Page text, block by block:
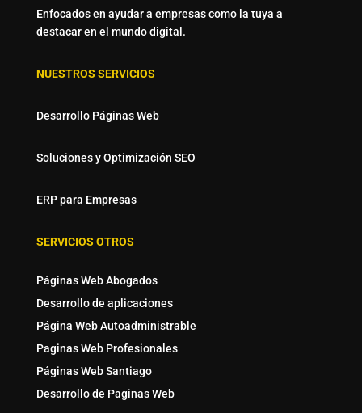
Enfocados en ayudar a empresas como la tuya a
destacar en el mundo digital.
NUESTROS SERVICIOS
Desarrollo Páginas Web
Soluciones y Optimización SEO
ERP para Empresas
SERVICIOS OTROS
Páginas Web Abogados
Desarrollo de aplicaciones
Página Web Autoadministrable
Paginas Web Profesionales
Páginas Web Santiago
Desarrollo de Paginas Web